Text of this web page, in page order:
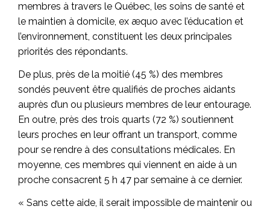
membres à travers le Québec, les soins de santé et
le maintien à domicile, ex æquo avec l’éducation et
l’environnement, constituent les deux principales
priorités des répondants.
De plus, près de la moitié (45 %) des membres
sondés peuvent être qualifiés de proches aidants
auprès d’un ou plusieurs membres de leur entourage.
En outre, près des trois quarts (72 %) soutiennent
leurs proches en leur offrant un transport, comme
pour se rendre à des consultations médicales. En
moyenne, ces membres qui viennent en aide à un
proche consacrent 5 h 47 par semaine à ce dernier.
« Sans cette aide, il serait impossible de maintenir ou